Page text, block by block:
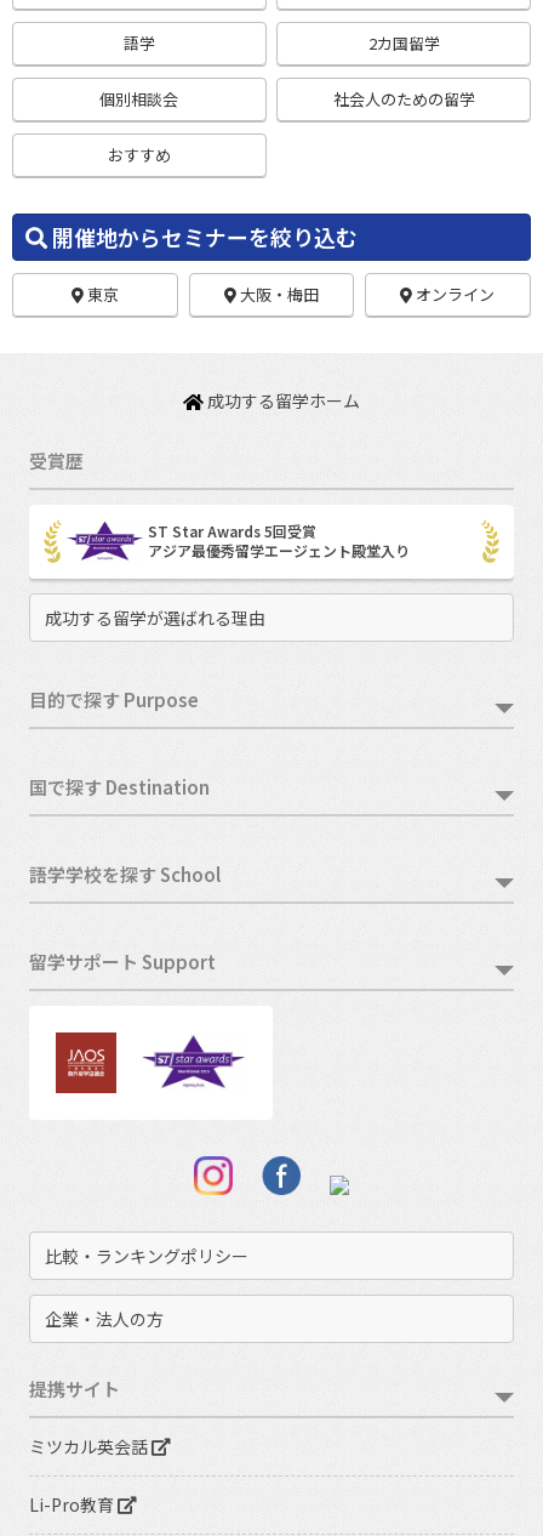
語学 2カ国留学
個別相談会 社会人のための留学
おすすめ
開催地からセミナーを絞り込む
東京 大阪・梅田 オンライン
成功する留学ホーム
受賞歴
ST Star Awards 5回受賞
アジア最優秀留学エージェント殿堂入り
成功する留学が選ばれる理由
目的で探す Purpose
国で探す Destination
語学学校を探す School
留学サポート Support
比較・ランキングポリシー
企業・法人の方
提携サイト
ミツカル英会話
Li-Pro教育